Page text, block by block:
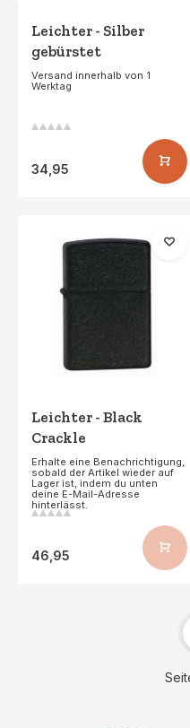
Leichter - Silber
gebürstet
Versand innerhalb von 1
Werktag
34,95
Leichter - Black
Crackle
Erhalte eine Benachrichtigung,
sobald der Artikel wieder auf
Lager ist, indem du unten
deine E-Mail-Adresse
hinterlässt.
46,95